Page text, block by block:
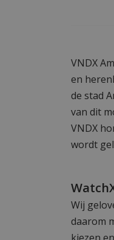
VNDX
en
de stad
van dit
VNDX
wordt
Wij
daarom